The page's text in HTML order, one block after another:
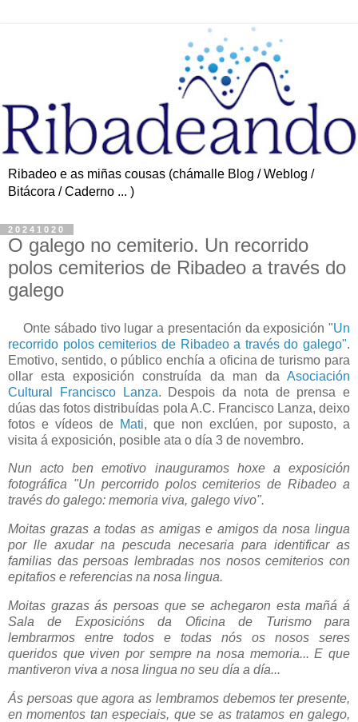
Ribadeo e as miñas cousas (chámalle Blog / Weblog /
Bitácora / Caderno ... )
20241020
O galego no cemiterio. Un recorrido
polos cemiterios de Ribadeo a través do
galego
Onte sábado tivo lugar a presentación da exposición "Un
recorrido polos cemiterios de Ribadeo a través do galego".
Emotivo, sentido, o público enchía a oficina de turismo para
ollar esta exposición construída da man da Asociación
Cultural Francisco Lanza. Despois da nota de prensa e
dúas das fotos distribuídas pola A.C. Francisco Lanza, deixo
fotos e vídeos de Mati, que non exclúen, por suposto, a
visita á exposición, posible ata o día 3 de novembro.
Nun acto ben emotivo inauguramos hoxe a exposición
fotográfica "Un percorrido polos cemiterios de Ribadeo a
través do galego: memoria viva, galego vivo".
Moitas grazas a todas as amigas e amigos da nosa lingua
por lle axudar na pescuda necesaria para identificar as
familias das persoas lembradas nos nosos cemiterios con
epitafios e referencias na nosa lingua.
Moitas grazas ás persoas que se achegaron esta mañá á
Sala de Exposicións da Oficina de Turismo para
lembrarmos entre todos e todas nós os nosos seres
queridos que viven por sempre na nosa memoria... E que
mantiveron viva a nosa lingua no seu día a día...
Ás persoas que agora as lembramos debemos ter presente,
en momentos tan especiais, que se as tratamos en galego,